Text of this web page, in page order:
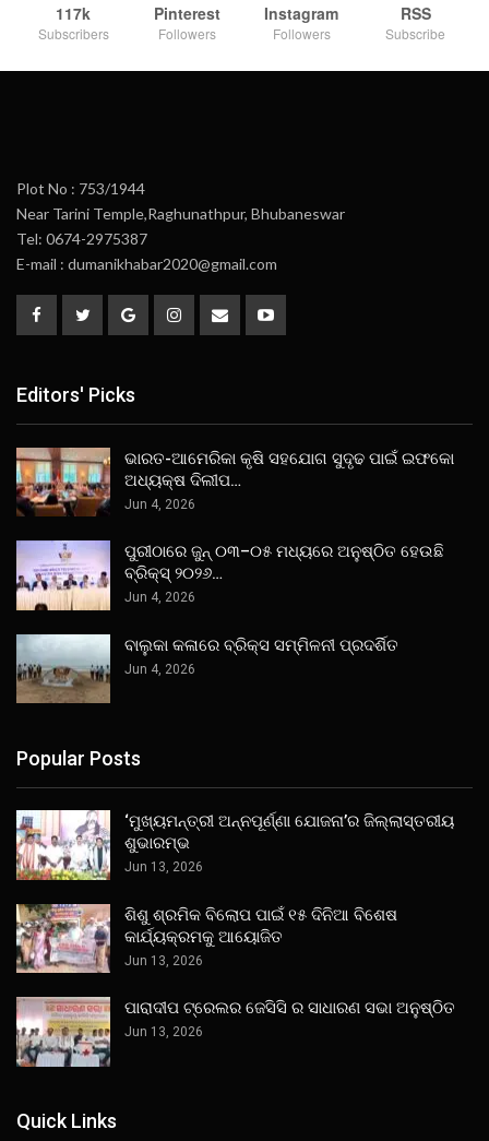
117k
Subscribers
Pinterest
Followers
Instagram
Followers
RSS
Subscribe
Plot No : 753/1944
Near Tarini Temple,Raghunathpur, Bhubaneswar
Tel: 0674-2975387
E-mail : dumanikhabar2020@gmail.com
Editors' Picks
ଭାରତ-ଆମେରିକା କୃଷି ସହଯୋଗ ସୁଦୃଢ ପାଇଁ ଇଫକୋ
ଅଧ୍ୟକ୍ଷ ଦିଲୀପ…
Jun 4, 2026
ପୁରୀଠାରେ ଜୁନ୍ ୦୩–୦୫ ମଧ୍ୟରେ ଅନୁଷ୍ଠିତ ହେଉଛି
ବ୍ରିକ୍ସ୍ ୨୦୨୬…
Jun 4, 2026
ବାଲୁକା କଳାରେ ବ୍ରିକ୍ସ ସମ୍ମିଳନୀ ପ୍ରଦର୍ଶିତ
Jun 4, 2026
Popular Posts
‘ମୁଖ୍ୟମନ୍ତ୍ରୀ ଅନ୍ନପୂର୍ଣ୍ଣା ଯୋଜନା’ର ଜିଲ୍ଲାସ୍ତରୀୟ
ଶୁଭାରମ୍ଭ
Jun 13, 2026
ଶିଶୁ ଶ୍ରମିକ ବିଲୋପ ପାଇଁ ୧୫ ଦିନିଆ ବିଶେଷ
କାର୍ଯ୍ୟକ୍ରମକୁ ଆୟୋଜିତ
Jun 13, 2026
ପାରାଦୀପ ଟ୍ରେଲର ଜେସିସି ର ସାଧାରଣ ସଭା ଅନୁଷ୍ଠିତ
Jun 13, 2026
Quick Links